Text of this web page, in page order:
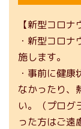
【新型コロナ
・新型コロ
施します。
・事前に健
なかったり、
い。（プログ
った方はご遠